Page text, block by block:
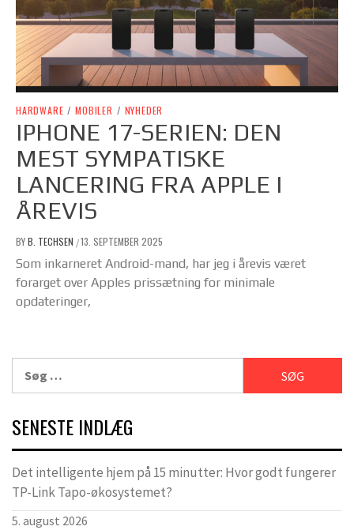
HARDWARE / MOBILER / NYHEDER
IPHONE 17-SERIEN: DEN
MEST SYMPATISKE
LANCERING FRA APPLE I
ÅREVIS
BYB. TECHSEN /13. SEPTEMBER 2025
Som inkarneret Android-mand, har jeg i årevis været
forarget over Apples prissætning for minimale
opdateringer,
efter:
SENESTE INDLÆG
Det intelligente hjem på 15 minutter: Hvor godt fungerer
TP-Link Tapo-økosystemet?
5. august 2026